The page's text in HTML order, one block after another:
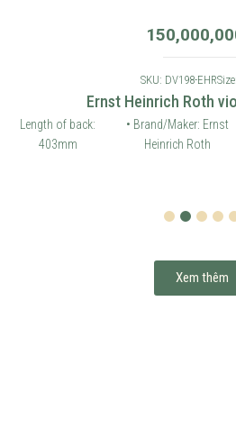
SKU: DV198-EHR
Ernst Heinrich Roth
Length of back:
403mm
• Brand/Maker: Ernst
Heinrich Roth
4 5
Xem thêm